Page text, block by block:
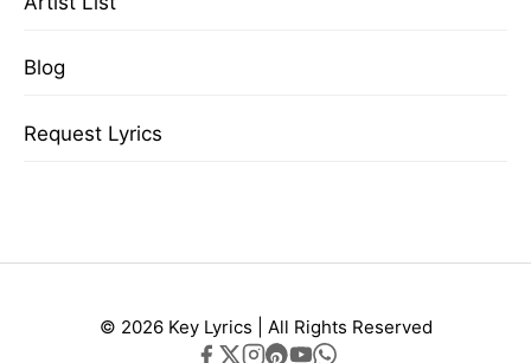
Blog
Request Lyrics
© 2026 Key Lyrics | All Rights Reserved